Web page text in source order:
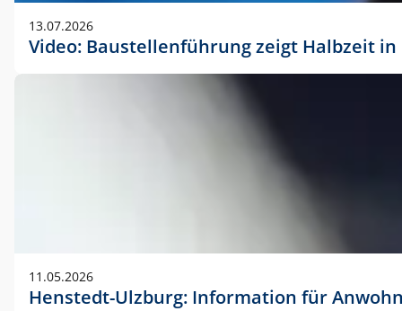
13.07.2026
Video: Baustellenführung zeigt Halbzeit
11.05.2026
Henstedt-Ulzburg: Information für